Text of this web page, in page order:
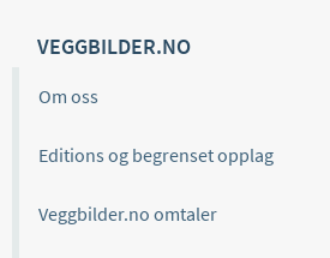
VEGGBILDER.NO
Om oss
Editions og begrenset opplag
Veggbilder.no omtaler